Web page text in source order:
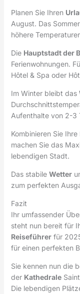
Planen Sie Ihren
August. Das Sommer
höhere
Die Hauptstadt der
Ferienwohnungen.
Hôtel & Spa oder
Im Winter bleibt das
Aufenthalte von 2-3
Kombinieren Sie
machen Sie das
lebendigen Stadt.
Das stabile Wetter
zum perfekten
Fazit
Ihr umfassender
steht nun bereit für
Reiseführerfür
für einen perfekten
Sie kennen nun die
der Kathedrale
Die lebendigen